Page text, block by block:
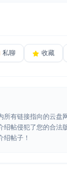
私聊 收藏
有链接指向的云盘
绍帖侵犯了您的合法
帖子！